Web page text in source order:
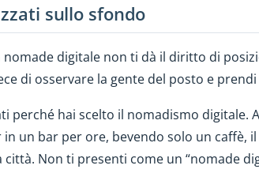
sullo sfondo
nomade digitale non ti dà il diritto di
di osservare la gente del posto e
perché hai scelto il nomadismo digitale.
un bar per ore, bevendo solo un caffè,
città. Non ti presenti come un “nomade